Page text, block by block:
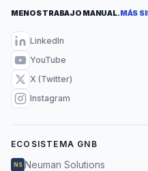
MENOS TRABAJO MANUAL.MÁS
LinkedIn
YouTube
X (Twitter)
Instagram
ECOSISTEMA GNB
NS Neuman Solutions